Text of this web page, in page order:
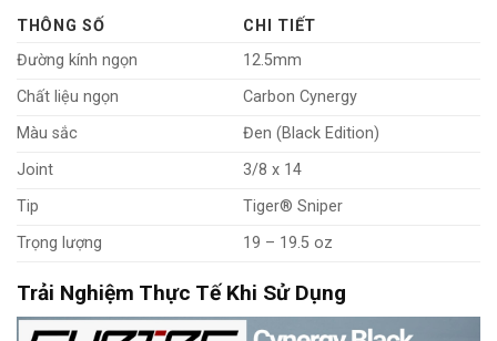
THÔNG SỐ
CHI TIẾT
Đường kính ngọn
12.5mm
Chất liệu ngọn
Carbon Cynergy
Màu sắc
Đen (Black Edition)
Joint
3/8 x 14
Tip
Tiger® Sniper
Trọng lượng
19 – 19.5 oz
Trải Nghiệm Thực Tế Khi Sử Dụng